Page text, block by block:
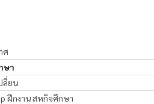
ศ
ษา
ลี่ยน
ฝึกงาน สหกิจศึกษา